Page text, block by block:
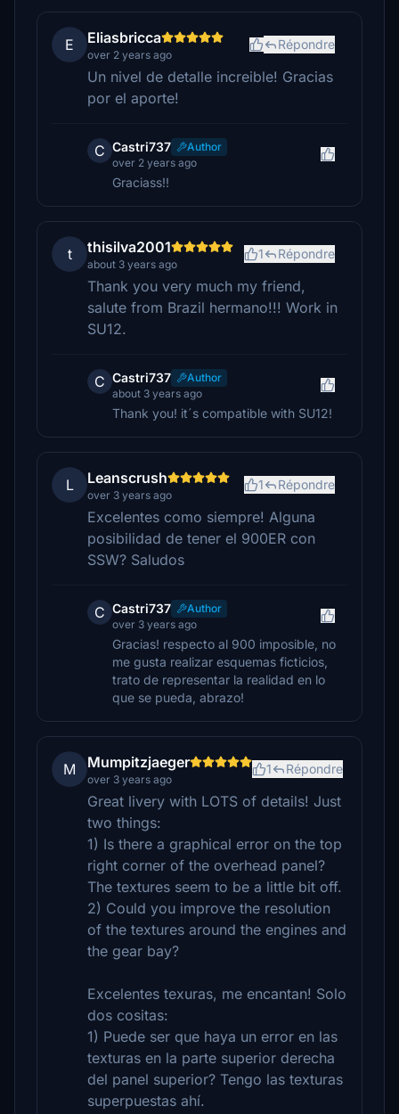
E Eliasbricca
over 2 years ago
Répondre
Un nivel de detalle increible! Gracias
por el aporte!
C Castri737
Author
over 2 years ago
Graciass!!
t thisilva2001
about 3 years ago
1 Répondre
Thank you very much my friend,
salute from Brazil hermano!!! Work in
SU12.
C Castri737
Author
about 3 years ago
Thank you! it´s compatible with SU12!
L Leanscrush
over 3 years ago
1 Répondre
Excelentes como siempre! Alguna
posibilidad de tener el 900ER con
SSW? Saludos
C Castri737
Author
over 3 years ago
Gracias! respecto al 900 imposible, no
me gusta realizar esquemas ficticios,
trato de representar la realidad en lo
que se pueda, abrazo!
M Mumpitzjaeger
over 3 years ago
1 Répondre
Great livery with LOTS of details! Just
two things:
1) Is there a graphical error on the top
right corner of the overhead panel?
The textures seem to be a little bit off.
2) Could you improve the resolution
of the textures around the engines and
the gear bay?
Excelentes texuras, me encantan! Solo
dos cositas:
1) Puede ser que haya un error en las
texturas en la parte superior derecha
del panel superior? Tengo las texturas
superpuestas ahí.